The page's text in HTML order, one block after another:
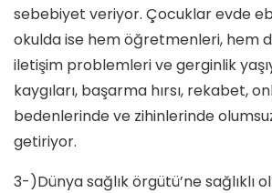
sebebiyet veriyor. Çocuklar evde
okulda ise hem öğretmenleri, hem
iletişim problemleri ve gerginlik
kaygıları, başarma hırsı, rekabet,
bedenlerinde ve zihinlerinde
getiriyor.
3-)Dünya sağlık örgütü’ne sağlıklı